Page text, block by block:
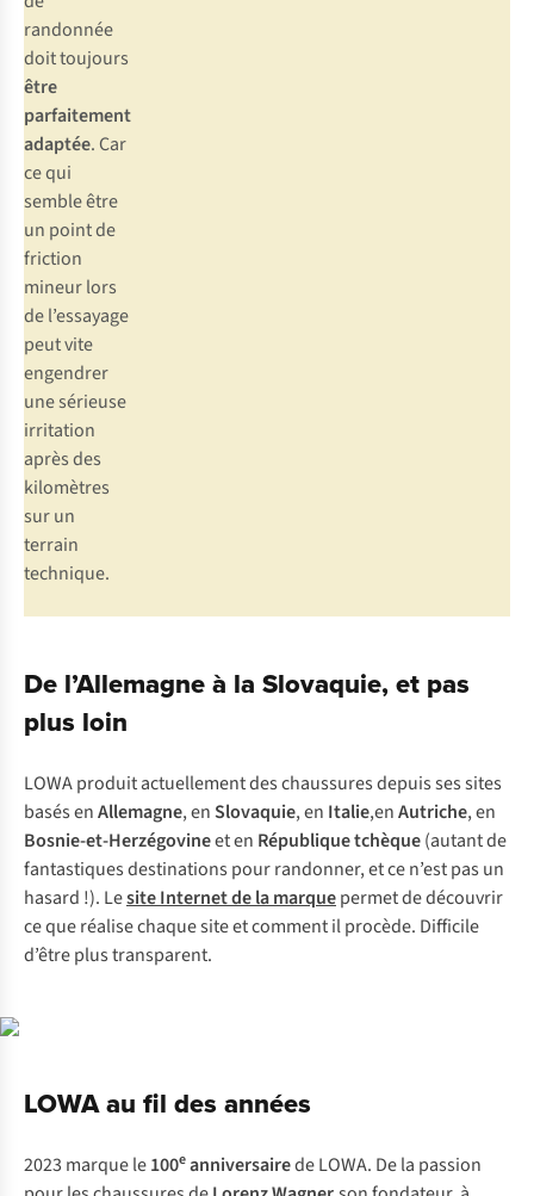
randonnée
doit toujours
être
parfaitement
adaptée. Car
ce qui
semble être
un point de
friction
mineur lors
de l’essayage
peut vite
engendrer
une sérieuse
irritation
après des
kilomètres
sur un
terrain
technique.
De l’Allemagne à la Slovaquie, et pas
plus loin
LOWA produit actuellement des chaussures depuis ses sites
basés enAllemagne, enSlovaquie, en Italie,enAutriche, en
Bosnie-et-Herzégovineet en République tchèque(autant de
fantastiques destinations pour randonner, et ce n’est pas un
hasard !). Lesite Internet de la marquepermet de découvrir
ce que réalise chaque site et comment il procède. Difficile
d’être plus transparent.
LOWA au fil des années
2023 marque le100eanniversairede LOWA. De la passion